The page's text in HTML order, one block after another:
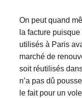
On peut quand
la facture
utilisés à Paris
marché de
soit réutilisés
n’a pas dû
le fait pour un